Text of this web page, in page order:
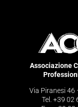
Associazione
Via Piranesi 46
Tel. +39 02